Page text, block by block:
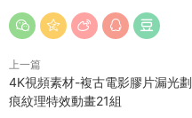
上一篇
4K視頻素材-複古電影膠片漏光劃
痕紋理特效動畫21組